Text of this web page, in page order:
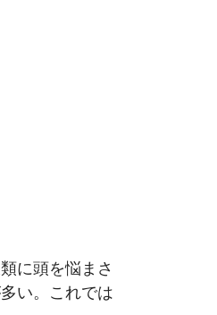
に頭を悩まさ
い。これでは